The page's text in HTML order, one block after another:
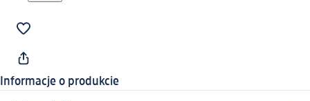
Informacje o produkcie